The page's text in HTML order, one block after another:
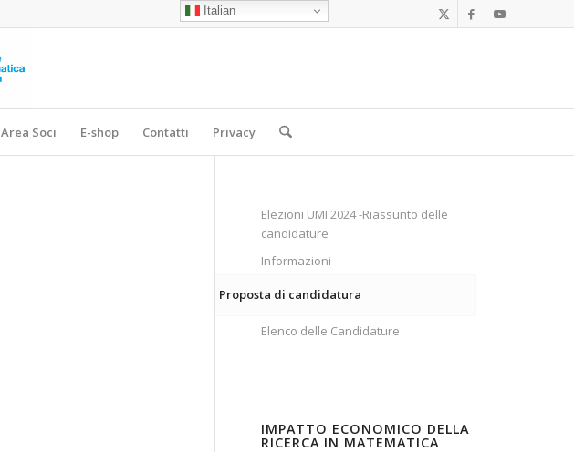
Area Soci E-shop Contatti Privacy
Elezioni UMI 2024 -Riassunto delle
candidature
Informazioni
Proposta di candidatura
Elenco delle Candidature
IMPATTO ECONOMICO DELLA
RICERCA IN MATEMATICA
Italian